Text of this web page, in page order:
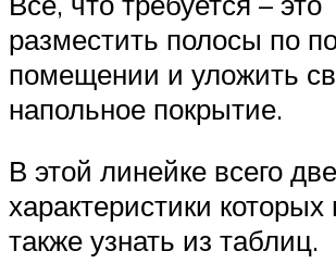
разместить полосы по
помещении и уложить
напольное покрытие.
В этой линейке всего
характеристики
также узнать из таблиц.